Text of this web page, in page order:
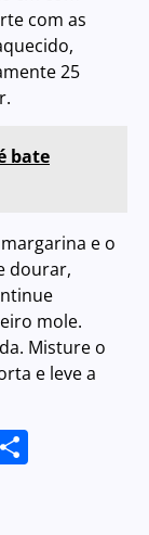
com as
25
bate
e o
dourar,
mole.
Misture o
e leve a